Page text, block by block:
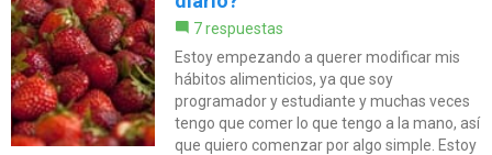
7 respuestas
Estoy empezando a querer modificar mis
hábitos alimenticios, ya que soy
programador y estudiante y muchas veces
tengo que comer lo que tengo a la mano, así
que quiero comenzar por algo simple. Estoy